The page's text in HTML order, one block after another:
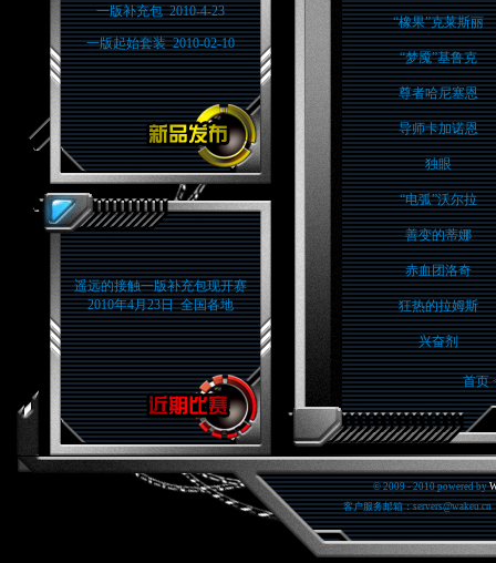
一版补充包 2010-4-23
一版起始套装 2010-02-10
遥远的接触一版补充包现开赛
2010年4月23日 全国各地
“橡果”克莱斯丽
“梦魇”基鲁克
尊者哈尼塞恩
导师卡加诺恩
独眼
“电弧”沃尔拉
善变的蒂娜
赤血团洛奇
狂热的拉姆斯
兴奋剂
首页
© 2009 - 2010 powered by
客户服务邮箱：